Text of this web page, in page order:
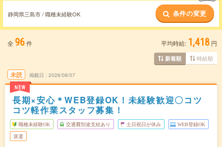
静岡県三島市 / 職種未経験OK 条件の変更
全 96件 平均時給: 1,418 円
新着順 時給順
未読
NEW
掲載日 2026/08/07
長期×安心＊WEB登録OK！未経験歓迎〇コツ
コツ軽作業スタッフ募集！
職種未経験OK 交通費別途支給あり 土日祝日が休み WEB登録OK
派遣